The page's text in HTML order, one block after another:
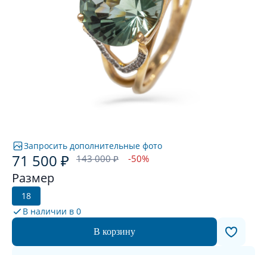
Запросить дополнительные фото
71 500 ₽ 143 000 ₽ -50%
Размер
18
В наличии в 0
В корзину